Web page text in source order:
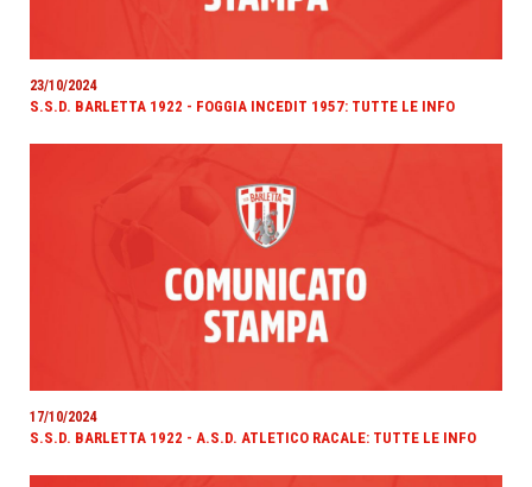
23/10/2024
S.S.D. BARLETTA 1922 - FOGGIA INCEDIT 1957: TUTTE LE INFO
17/10/2024
S.S.D. BARLETTA 1922 - A.S.D. ATLETICO RACALE: TUTTE LE INFO